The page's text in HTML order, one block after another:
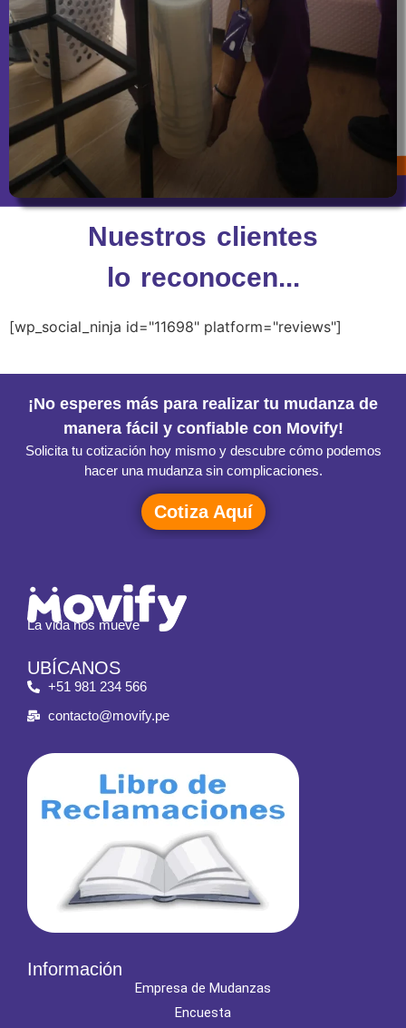
Nuestros clientes
lo reconocen...
[wp_social_ninja id="11698" platform="reviews"]
¡No esperes más para realizar tu mudanza de
manera fácil y confiable con Movify!
Solicita tu cotización hoy mismo y descubre cómo podemos
hacer una mudanza sin complicaciones.
Cotiza Aquí
La vida nos mueve
UBÍCANOS
+51 981 234 566
contacto@movify.pe
Información
Empresa de Mudanzas
Encuesta